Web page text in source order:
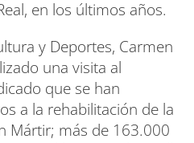
en los últimos años.
y Deportes, Carmen
una visita al
que se han
a la rehabilitación de la
Mártir; más de 163.000